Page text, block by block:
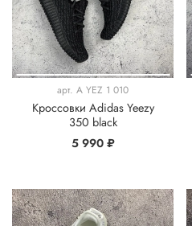
арт. A YEZ 1 010
Кроссовки Adidas Yeezy
350 black
5 990 ₽